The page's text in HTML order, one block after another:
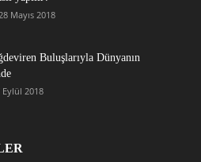
28 Mayıs 2018
Buluşlarıyla Dünyanın
Eylül 2018